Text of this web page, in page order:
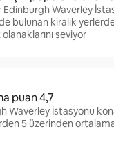
Edinburgh Waverley
bulunan kiralık
seviyor
puan 4,7
Waverley İstasyonu
5 üzerinden